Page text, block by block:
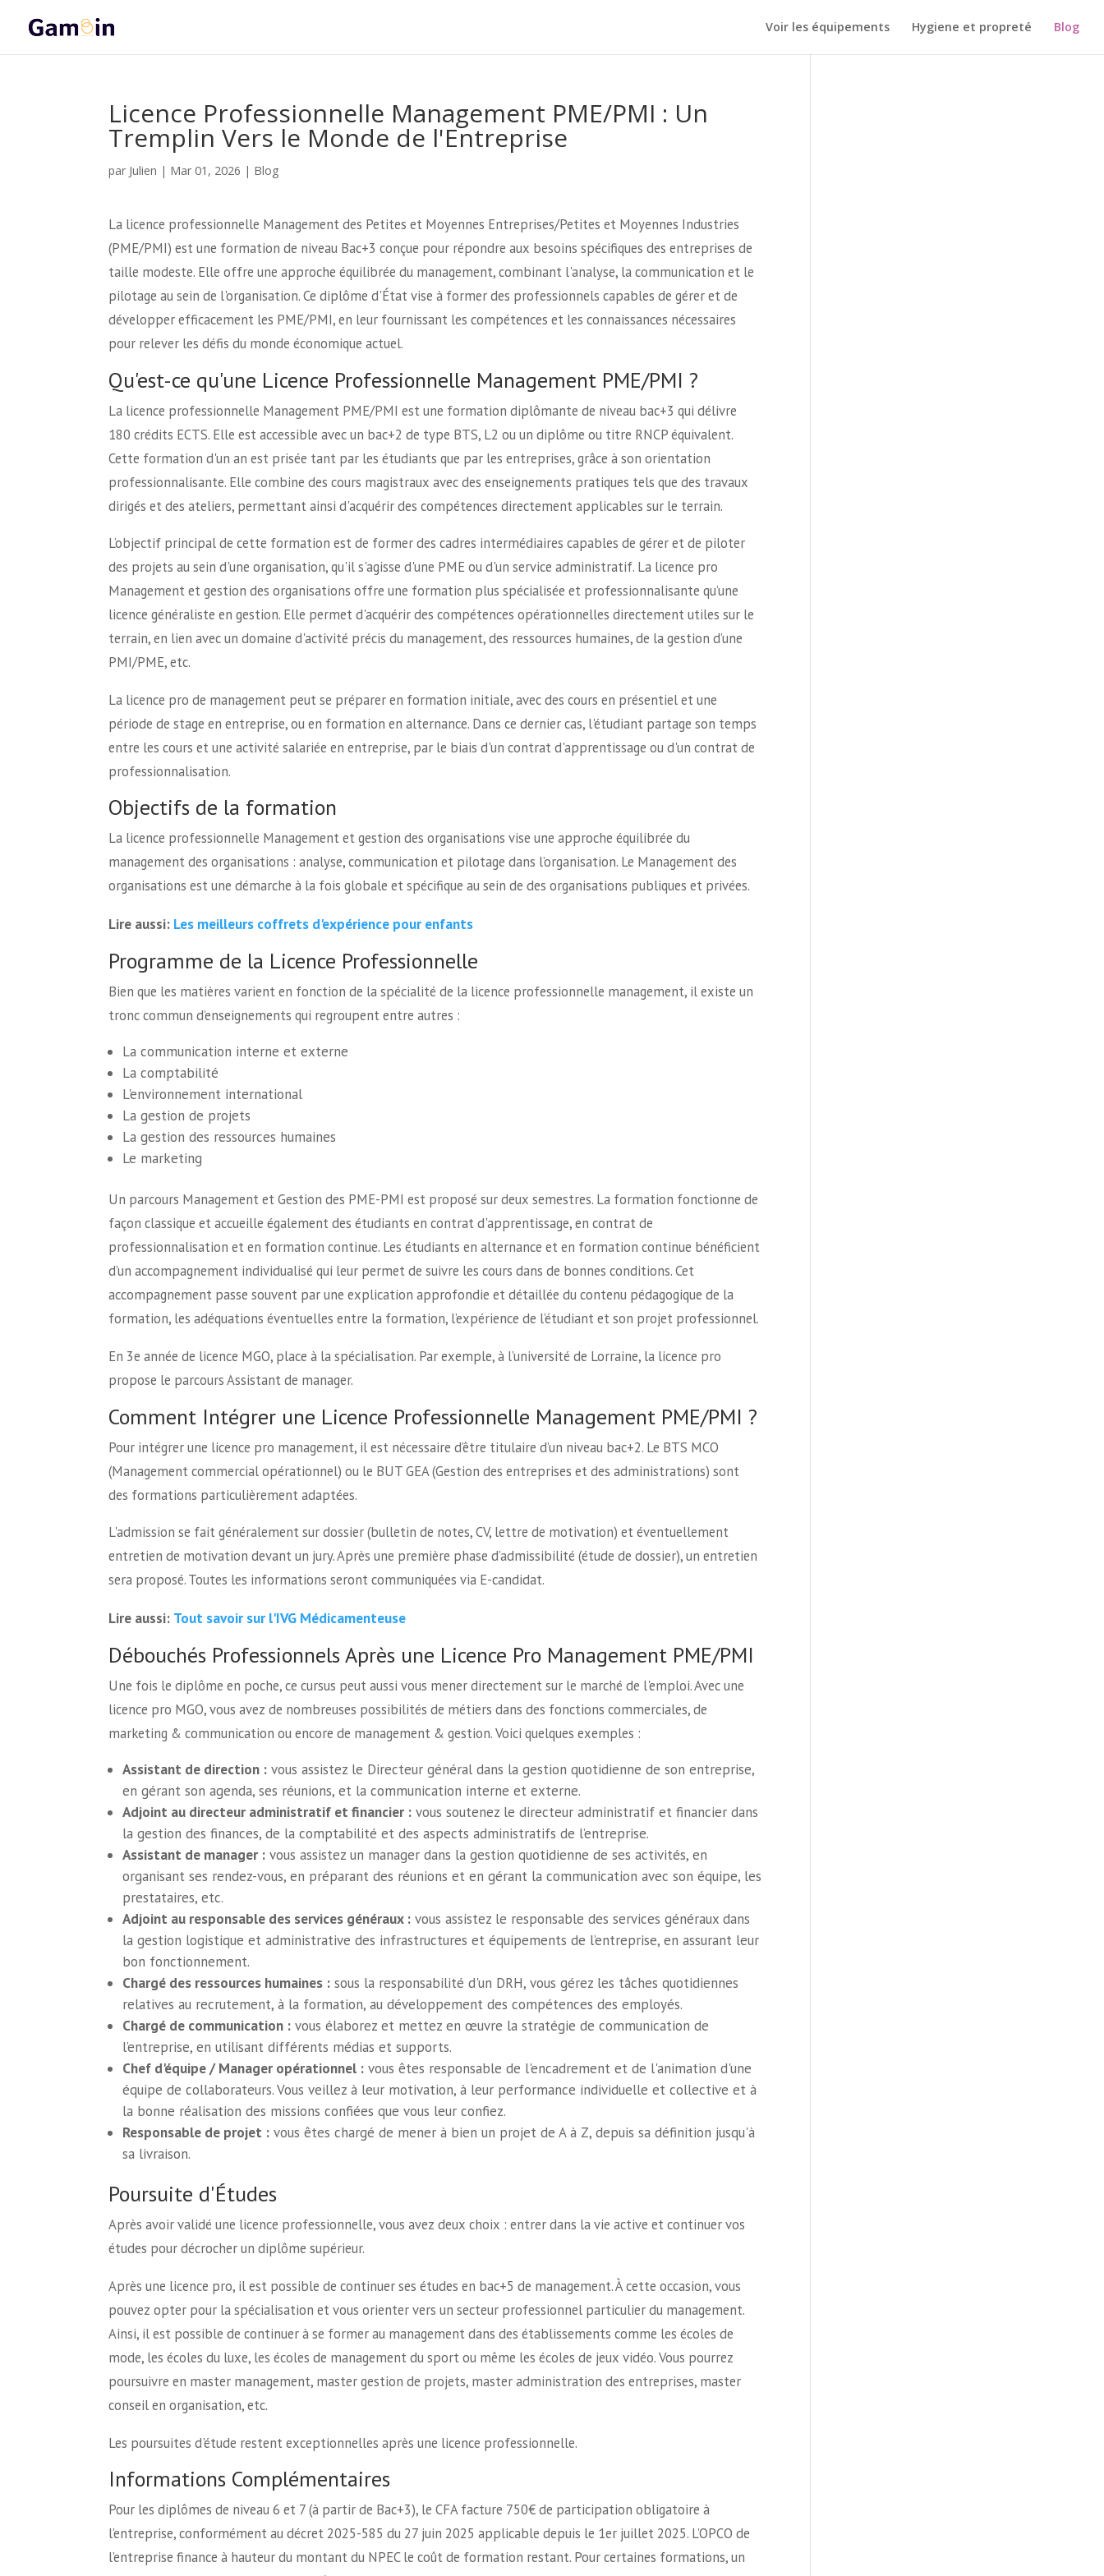
Voir les équipements Hygiene et propreté Blog
Licence Professionnelle Management PME/PMI : Un
Tremplin Vers le Monde de l'Entreprise
par Julien | Mar 01, 2026 | Blog
La licence professionnelle Management des Petites et Moyennes Entreprises/Petites et Moyennes Industries
(PME/PMI) est une formation de niveau Bac+3 conçue pour répondre aux besoins spécifiques des entreprises de
taille modeste. Elle offre une approche équilibrée du management, combinant l'analyse, la communication et le
pilotage au sein de l'organisation. Ce diplôme d'État vise à former des professionnels capables de gérer et de
développer efficacement les PME/PMI, en leur fournissant les compétences et les connaissances nécessaires
pour relever les défis du monde économique actuel.
Qu'est-ce qu'une Licence Professionnelle Management PME/PMI ?
La licence professionnelle Management PME/PMI est une formation diplômante de niveau bac+3 qui délivre
180 crédits ECTS. Elle est accessible avec un bac+2 de type BTS, L2 ou un diplôme ou titre RNCP équivalent.
Cette formation d'un an est prisée tant par les étudiants que par les entreprises, grâce à son orientation
professionnalisante. Elle combine des cours magistraux avec des enseignements pratiques tels que des travaux
dirigés et des ateliers, permettant ainsi d'acquérir des compétences directement applicables sur le terrain.
L’objectif principal de cette formation est de former des cadres intermédiaires capables de gérer et de piloter
des projets au sein d'une organisation, qu'il s'agisse d'une PME ou d'un service administratif. La licence pro
Management et gestion des organisations offre une formation plus spécialisée et professionnalisante qu’une
licence généraliste en gestion. Elle permet d'acquérir des compétences opérationnelles directement utiles sur le
terrain, en lien avec un domaine d'activité précis du management, des ressources humaines, de la gestion d’une
PMI/PME, etc.
La licence pro de management peut se préparer en formation initiale, avec des cours en présentiel et une
période de stage en entreprise, ou en formation en alternance. Dans ce dernier cas, l'étudiant partage son temps
entre les cours et une activité salariée en entreprise, par le biais d'un contrat d'apprentissage ou d'un contrat de
professionnalisation.
Objectifs de la formation
La licence professionnelle Management et gestion des organisations vise une approche équilibrée du
management des organisations : analyse, communication et pilotage dans l’organisation. Le Management des
organisations est une démarche à la fois globale et spécifique au sein de des organisations publiques et privées.
Lire aussi: Les meilleurs coffrets d'expérience pour enfants
Programme de la Licence Professionnelle
Bien que les matières varient en fonction de la spécialité de la licence professionnelle management, il existe un
tronc commun d’enseignements qui regroupent entre autres :
La communication interne et externe
La comptabilité
L'environnement international
La gestion de projets
La gestion des ressources humaines
Le marketing
Un parcours Management et Gestion des PME-PMI est proposé sur deux semestres. La formation fonctionne de
façon classique et accueille également des étudiants en contrat d'apprentissage, en contrat de
professionnalisation et en formation continue. Les étudiants en alternance et en formation continue bénéficient
d’un accompagnement individualisé qui leur permet de suivre les cours dans de bonnes conditions. Cet
accompagnement passe souvent par une explication approfondie et détaillée du contenu pédagogique de la
formation, les adéquations éventuelles entre la formation, l’expérience de l’étudiant et son projet professionnel.
En 3e année de licence MGO, place à la spécialisation. Par exemple, à l’université de Lorraine, la licence pro
propose le parcours Assistant de manager.
Comment Intégrer une Licence Professionnelle Management PME/PMI ?
Pour intégrer une licence pro management, il est nécessaire d’être titulaire d’un niveau bac+2. Le BTS MCO
(Management commercial opérationnel) ou le BUT GEA (Gestion des entreprises et des administrations) sont
des formations particulièrement adaptées.
L'admission se fait généralement sur dossier (bulletin de notes, CV, lettre de motivation) et éventuellement
entretien de motivation devant un jury. Après une première phase d’admissibilité (étude de dossier), un entretien
sera proposé. Toutes les informations seront communiquées via E-candidat.
Lire aussi: Tout savoir sur l'IVG Médicamenteuse
Débouchés Professionnels Après une Licence Pro Management PME/PMI
Une fois le diplôme en poche, ce cursus peut aussi vous mener directement sur le marché de l'emploi. Avec une
licence pro MGO, vous avez de nombreuses possibilités de métiers dans des fonctions commerciales, de
marketing & communication ou encore de management & gestion. Voici quelques exemples :
Assistant de direction :vous assistez le Directeur général dans la gestion quotidienne de son entreprise,
en gérant son agenda, ses réunions, et la communication interne et externe.
Adjoint au directeur administratif et financier :vous soutenez le directeur administratif et financier dans
la gestion des finances, de la comptabilité et des aspects administratifs de l’entreprise.
Assistant de manager :vous assistez un manager dans la gestion quotidienne de ses activités, en
organisant ses rendez-vous, en préparant des réunions et en gérant la communication avec son équipe, les
prestataires, etc.
Adjoint au responsable des services généraux :vous assistez le responsable des services généraux dans
la gestion logistique et administrative des infrastructures et équipements de l’entreprise, en assurant leur
bon fonctionnement.
Chargé des ressources humaines :sous la responsabilité d'un DRH, vous gérez les tâches quotidiennes
relatives au recrutement, à la formation, au développement des compétences des employés.
Chargé de communication :vous élaborez et mettez en œuvre la stratégie de communication de
l’entreprise, en utilisant différents médias et supports.
Chef d'équipe / Manager opérationnel :vous êtes responsable de l'encadrement et de l'animation d'une
équipe de collaborateurs. Vous veillez à leur motivation, à leur performance individuelle et collective et à
la bonne réalisation des missions confiées que vous leur confiez.
Responsable de projet :vous êtes chargé de mener à bien un projet de A à Z, depuis sa définition jusqu'à
sa livraison.
Poursuite d'Études
Après avoir validé une licence professionnelle, vous avez deux choix : entrer dans la vie active et continuer vos
études pour décrocher un diplôme supérieur.
Après une licence pro, il est possible de continuer ses études en bac+5 de management. À cette occasion, vous
pouvez opter pour la spécialisation et vous orienter vers un secteur professionnel particulier du management.
Ainsi, il est possible de continuer à se former au management dans des établissements comme les écoles de
mode, les écoles du luxe, les écoles de management du sport ou même les écoles de jeux vidéo. Vous pourrez
poursuivre en master management, master gestion de projets, master administration des entreprises, master
conseil en organisation, etc.
Les poursuites d'étude restent exceptionnelles après une licence professionnelle.
Informations Complémentaires
Pour les diplômes de niveau 6 et 7 (à partir de Bac+3), le CFA facture 750€ de participation obligatoire à
l’entreprise, conformément au décret 2025-585 du 27 juin 2025 applicable depuis le 1er juillet 2025. L’OPCO de
l’entreprise finance à hauteur du montant du NPEC le coût de formation restant. Pour certaines formations, un